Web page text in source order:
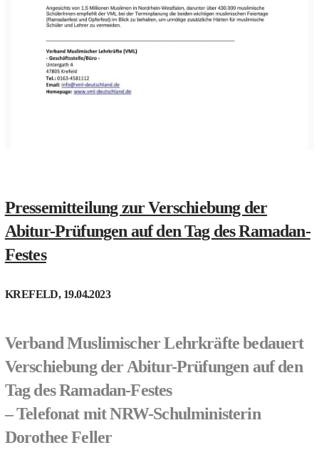
Pressemitteilung zur Verschiebung der
Abitur-Prüfungen auf den Tag des Ramadan-
Festes
KREFELD, 19.04.2023
Verband Muslimischer Lehrkräfte bedauert
Verschiebung der Abitur-Prüfungen auf den
Tag des Ramadan-Festes
– Telefonat mit NRW-Schulministerin
Dorothee Feller